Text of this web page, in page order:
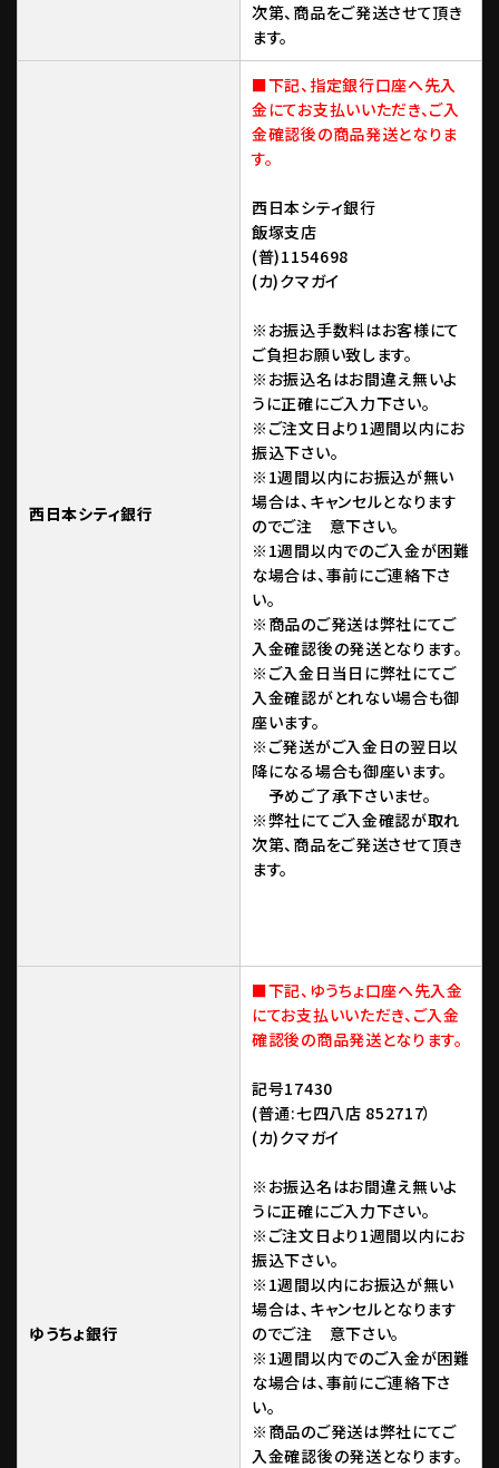
次第、商品をご発送させて頂き
ます。
西日本シティ銀行
■下記、指定銀行口座へ先入
金にてお支払いいただき、ご入
金確認後の商品発送となりま
す。
西日本シティ銀行
飯塚支店
(普)1154698
(カ)クマガイ
※お振込手数料はお客様にて
ご負担お願い致します。
※お振込名はお間違え無いよ
うに正確にご入力下さい。
※ご注文日より1週間以内にお
振込下さい。
※1週間以内にお振込が無い
場合は、キャンセルとなります
のでご注 意下さい。
※1週間以内でのご入金が困難
な場合は、事前にご連絡下さ
い。
※商品のご発送は弊社にてご
入金確認後の発送となります。
※ご入金日当日に弊社にてご
入金確認がとれない場合も御
座います。
※ご発送がご入金日の翌日以
降になる場合も御座います。
予めご了承下さいませ。
※弊社にてご入金確認が取れ
次第、商品をご発送させて頂き
ます。
ゆうちょ銀行
■下記、ゆうちょ口座へ先入金
にてお支払いいただき、ご入金
確認後の商品発送となります。
記号17430
(普通:七四八店 852717）
(カ)クマガイ
※お振込名はお間違え無いよ
うに正確にご入力下さい。
※ご注文日より1週間以内にお
振込下さい。
※1週間以内にお振込が無い
場合は、キャンセルとなります
のでご注 意下さい。
※1週間以内でのご入金が困難
な場合は、事前にご連絡下さ
い。
※商品のご発送は弊社にてご
入金確認後の発送となります。